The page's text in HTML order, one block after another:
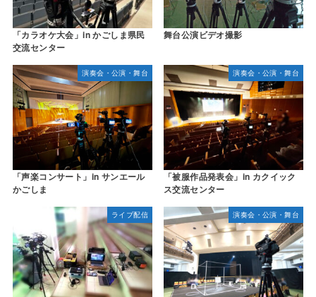
「カラオケ大会」in かごしま県民
交流センター
舞台公演ビデオ撮影
演奏会・公演・舞台
「声楽コンサート」in サンエール
かごしま
演奏会・公演・舞台
「被服作品発表会」in カクイック
ス交流センター
ライブ配信 演奏会・公演・舞台